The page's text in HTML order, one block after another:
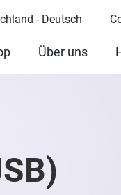
- Deutsch
Über uns